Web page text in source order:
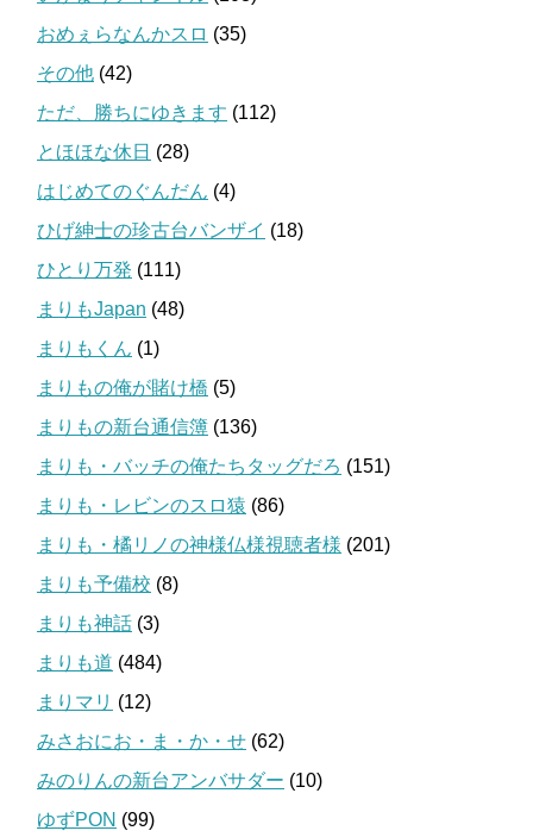
おめぇらなんかスロ (35)
その他 (42)
ただ、勝ちにゆきます (112)
とほほな休日 (28)
はじめてのぐんだん (4)
ひげ紳士の珍古台バンザイ (18)
ひとり万発 (111)
まりもJapan (48)
まりもくん (1)
まりもの俺が賭け橋 (5)
まりもの新台通信簿 (136)
まりも・バッチの俺たちタッグだろ (151)
まりも・レビンのスロ猿 (86)
まりも・橘リノの神様仏様視聴者様 (201)
まりも予備校 (8)
まりも神話 (3)
まりも道 (484)
まりマリ (12)
みさおにお・ま・か・せ (62)
みのりんの新台アンバサダー (10)
ゆずPON (99)